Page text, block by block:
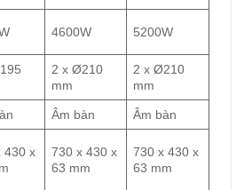
4600W 5200W
2 x Ø210
mm
2 x Ø210
mm
Âm bàn Âm bàn
430 x
730 x 430 x
63 mm
730 x 430 x
63 mm